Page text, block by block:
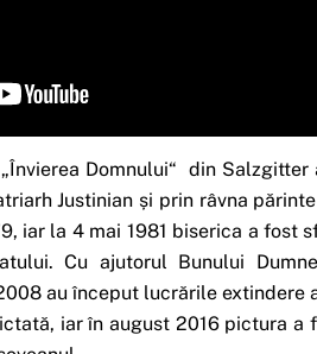
Domnului“ din
Justinian și prin râvna
iar la 4 mai 1981 biserica a
Cu ajutorul Bunului
au început lucrările
iar în august 2016 pictura